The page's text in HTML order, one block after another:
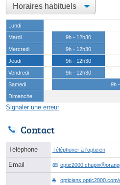
Lundi
Mardi
9h - 12h30
Mercredi
9h - 12h30
Jeudi
9h - 12h30
Vendredi
9h - 12h30
Samedi
9h
Dimanche
Signaler une erreur
Contact
Téléphone Téléphoner à l'opticien
Email